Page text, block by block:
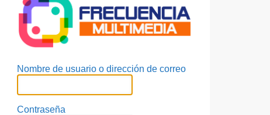
Nombre de usuario o dirección de correo
Contraseña